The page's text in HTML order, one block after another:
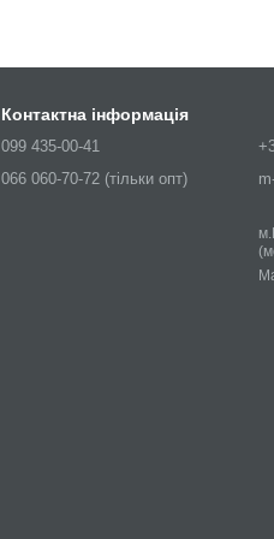
Контактна інформація
099 435-00-41
066 060-70-72 (тільки опт)